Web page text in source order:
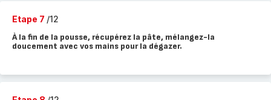
Etape 7 /12
À la fin de la pousse, récupérez la pâte, mélangez-la
doucement avec vos mains pour la dégazer.